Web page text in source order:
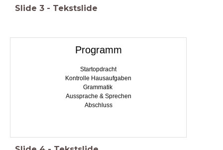
Slide 3 - Tekstslide
Programm
Startopdracht
Kontrolle Hausaufgaben
Grammatik
Aussprache & Sprechen
Abschluss